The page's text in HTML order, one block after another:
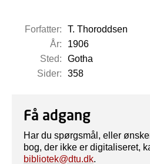
Forfatter:
T. Thoroddsen
År:
1906
Sted:
Gotha
Sider:
358
Få adgang
Har du spørgsmål, eller
bog, der ikke er digitaliseret,
bibliotek@dtu.dk.